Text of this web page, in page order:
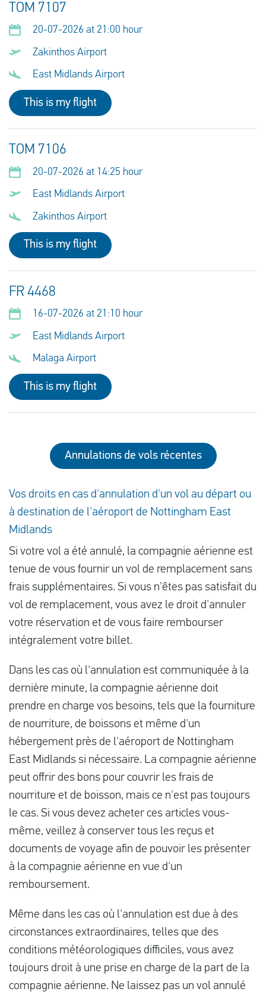
TOM 7107
20-07-2026 at 21:00 hour
Zakinthos Airport
East Midlands Airport
This is my flight
TOM 7106
20-07-2026 at 14:25 hour
East Midlands Airport
Zakinthos Airport
This is my flight
FR 4468
16-07-2026 at 21:10 hour
East Midlands Airport
Malaga Airport
This is my flight
Annulations de vols récentes
Vos droits en cas d'annulation d'un vol au départ ou
à destination de l'aéroport de Nottingham East
Midlands
Si votre vol a été annulé, la compagnie aérienne est
tenue de vous fournir un vol de remplacement sans
frais supplémentaires. Si vous n'êtes pas satisfait du
vol de remplacement, vous avez le droit d'annuler
votre réservation et de vous faire rembourser
intégralement votre billet.
Dans les cas où l'annulation est communiquée à la
dernière minute, la compagnie aérienne doit
prendre en charge vos besoins, tels que la fourniture
de nourriture, de boissons et même d'un
hébergement près de l'aéroport de Nottingham
East Midlands si nécessaire. La compagnie aérienne
peut offrir des bons pour couvrir les frais de
nourriture et de boisson, mais ce n'est pas toujours
le cas. Si vous devez acheter ces articles vous-
même, veillez à conserver tous les reçus et
documents de voyage afin de pouvoir les présenter
à la compagnie aérienne en vue d'un
remboursement.
Même dans les cas où l'annulation est due à des
circonstances extraordinaires, telles que des
conditions météorologiques difficiles, vous avez
toujours droit à une prise en charge de la part de la
compagnie aérienne. Ne laissez pas un vol annulé